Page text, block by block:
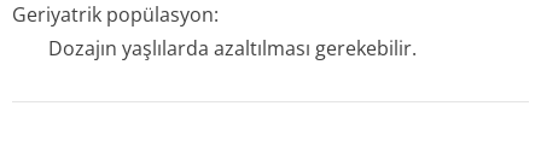
Geriyatrik popülasyon:
Dozajın yaşlılarda azaltılması gerekebilir.